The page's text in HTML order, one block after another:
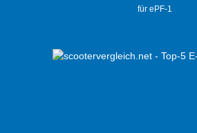
für ePF-1